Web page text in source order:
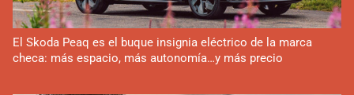
El Skoda Peaq es el buque insignia eléctrico de la marca
checa: más espacio, más autonomía…y más precio